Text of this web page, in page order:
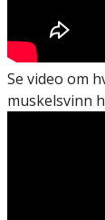
Se video om
muskelsvinn